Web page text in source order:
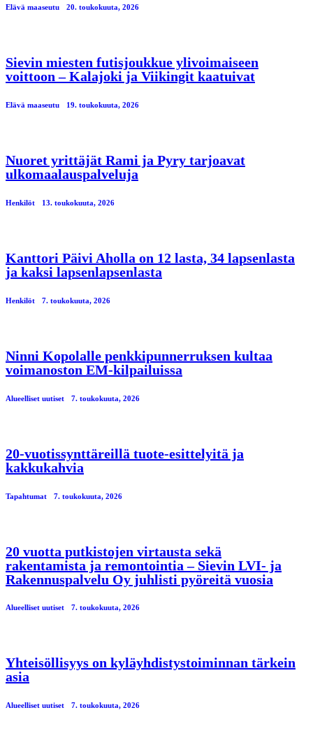
Elävä maaseutu 20. toukokuuta, 2026
Sievin miesten futisjoukkue ylivoimaiseen
voittoon – Kalajoki ja Viikingit kaatuivat
Elävä maaseutu 19. toukokuuta, 2026
Nuoret yrittäjät Rami ja Pyry tarjoavat
ulkomaalauspalveluja
Henkilöt 13. toukokuuta, 2026
Kanttori Päivi Aholla on 12 lasta, 34 lapsenlasta
ja kaksi lapsenlapsenlasta
Henkilöt 7. toukokuuta, 2026
Ninni Kopolalle penkkipunnerruksen kultaa
voimanoston EM-kilpailuissa
Alueelliset uutiset 7. toukokuuta, 2026
20-vuotissynttäreillä tuote-esittelyitä ja
kakkukahvia
Tapahtumat 7. toukokuuta, 2026
20 vuotta putkistojen virtausta sekä
rakentamista ja remontointia – Sievin LVI- ja
Rakennuspalvelu Oy juhlisti pyöreitä vuosia
Alueelliset uutiset 7. toukokuuta, 2026
Yhteisöllisyys on kyläyhdistystoiminnan tärkein
asia
Alueelliset uutiset 7. toukokuuta, 2026